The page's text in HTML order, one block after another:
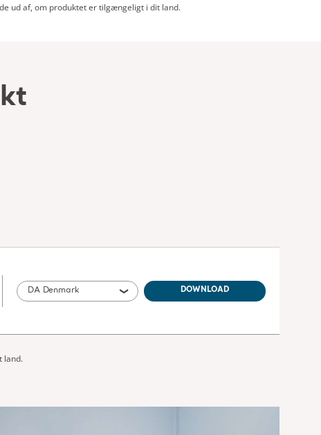
ud af, om produktet er tilgængeligt i dit land.
DA Denmark DOWNLOAD
land.